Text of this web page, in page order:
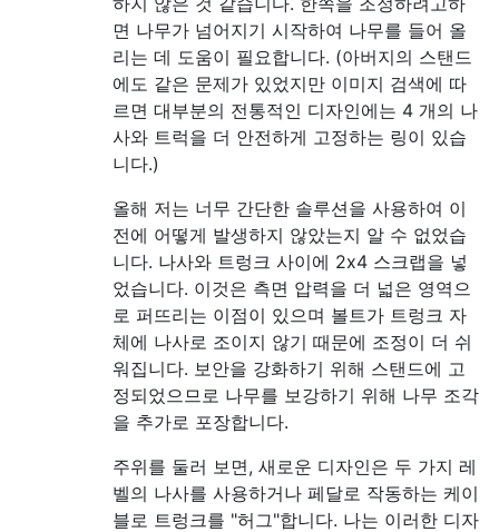
면 나무가 넘어지기 시작하여 나무를 들어 올
리는 데 도움이 필요합니다. (아버지의 스탠드
에도 같은 문제가 있었지만 이미지 검색에 따
르면 대부분의 전통적인 디자인에는 4 개의 나
사와 트럭을 더 안전하게 고정하는 링이 있습
니다.)
올해 저는 너무 간단한 솔루션을 사용하여 이
전에 어떻게 발생하지 않았는지 알 수 없었습
니다. 나사와 트렁크 사이에 2x4 스크랩을 넣
었습니다. 이것은 측면 압력을 더 넓은 영역으
로 퍼뜨리는 이점이 있으며 볼트가 트렁크 자
체에 나사로 조이지 않기 때문에 조정이 더 쉬
워집니다. 보안을 강화하기 위해 스탠드에 고
정되었으므로 나무를 보강하기 위해 나무 조각
을 추가로 포장합니다.
주위를 둘러 보면, 새로운 디자인은 두 가지 레
벨의 나사를 사용하거나 페달로 작동하는 케이
블로 트렁크를 "허그"합니다. 나는 이러한 디자